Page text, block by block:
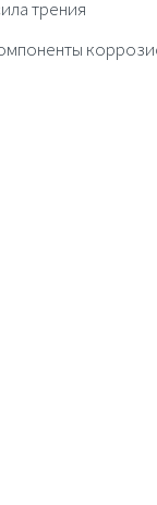
трения